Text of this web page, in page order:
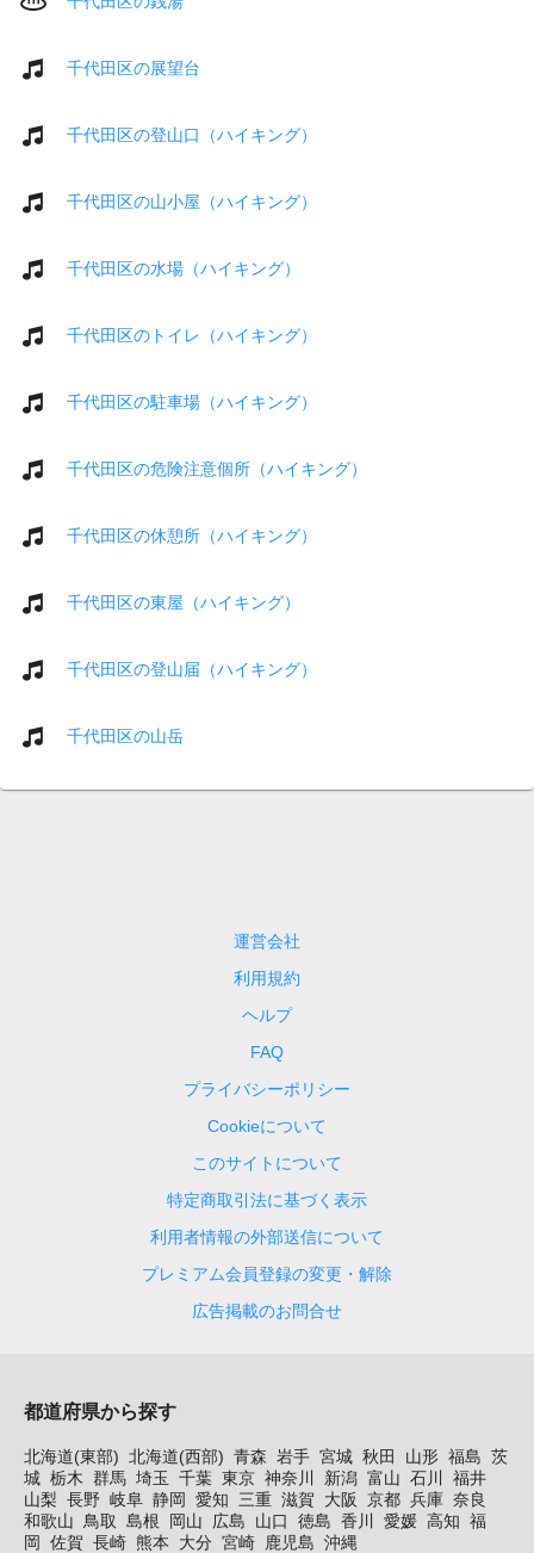
千代田区の展望台
千代田区の登山口（ハイキング）
千代田区の山小屋（ハイキング）
千代田区の水場（ハイキング）
千代田区のトイレ（ハイキング）
千代田区の駐車場（ハイキング）
千代田区の危険注意個所（ハイキング）
千代田区の休憩所（ハイキング）
千代田区の東屋（ハイキング）
千代田区の登山届（ハイキング）
千代田区の山岳
運営会社
利用規約
ヘルプ
FAQ
プライバシーポリシー
Cookieについて
このサイトについて
特定商取引法に基づく表示
利用者情報の外部送信について
プレミアム会員登録の変更・解除
広告掲載のお問合せ
都道府県から探す
北海道(東部) 北海道(西部) 青森 岩手 宮城 秋田 山形 福島 茨
城 栃木 群馬 埼玉 千葉 東京 神奈川 新潟 富山 石川
福井
山梨 長野 岐阜 静岡 愛知 三重 滋賀 大阪 京都 兵庫 奈良
和歌山
鳥取 島根 岡山 広島 山口 徳島 香川 愛媛 高知 福
岡 佐賀 長崎 熊本 大分 宮崎 鹿児島 沖縄